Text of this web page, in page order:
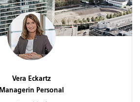
Vera Eckartz
Managerin Personal